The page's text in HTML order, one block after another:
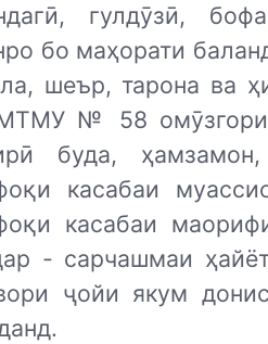
гулдӯзӣ,
бо маҳорати
шеър, тарона ва
№ 58 омӯзгори
буда,
касабаи
касабаи
- сарчашмаи
ҷойи якум